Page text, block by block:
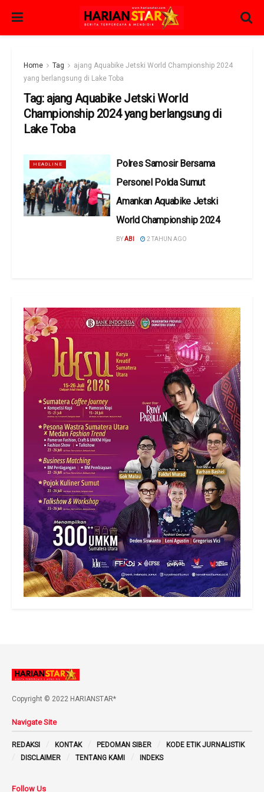
Home Tag
ajang Aquabike Jetski World Championship 2024
yang berlangsung di Lake Toba
Tag: ajang Aquabike Jetski World
Championship 2024 yang berlangsung di
Lake Toba
HEADLINE
Polres Samosir Bersama
Personel Polda Sumut
Amankan Aquabike Jetski
World Championship 2024
BYABI 2 TAHUN AGO
Copyright © 2022 HARIANSTAR*
Navigate Site
REDAKSI KONTAK PEDOMAN SIBER
KODE ETIK JURNALISTIK
DISCLAIMER
TENTANG KAMI INDEKS
Follow Us